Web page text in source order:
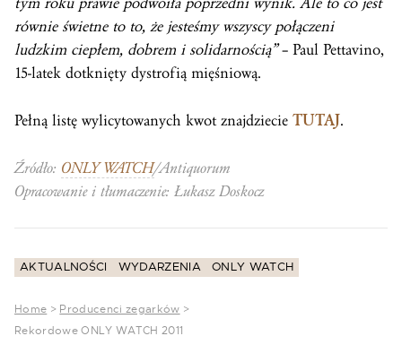
równie świetne to to, że jesteśmy wszyscy połączeni
ludzkim ciepłem, dobrem i solidarnością”– Paul Pettavino,
15-latek dotknięty dystrofią mięśniową.
Pełną listę wylicytowanych kwot znajdziecie TUTAJ.
Źródło: ONLY WATCH/Antiquorum
Opracowanie i tłumaczenie: Łukasz Doskocz
AKTUALNOŚCI WYDARZENIA ONLY WATCH
Home > Producenci zegarków >
Rekordowe ONLY WATCH 2011